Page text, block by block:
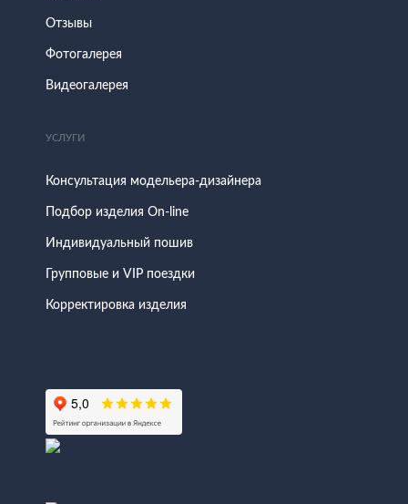
Отзывы
Фотогалерея
Видеогалерея
УСЛУГИ
Консультация модельера-дизайнера
Подбор изделия On-line
Индивидуальный пошив
Групповые и VIP поездки
Корректировка изделия